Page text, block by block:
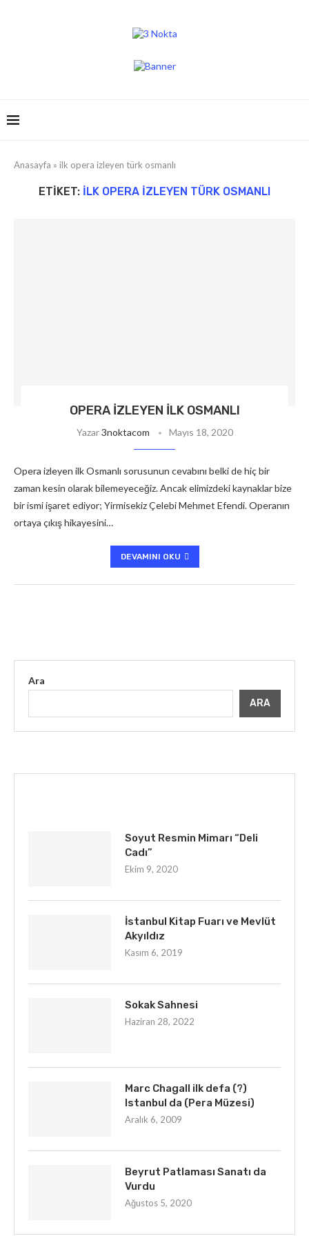
Anasayfa » ilk opera izleyen türk osmanlı
ETIKET: ILK OPERA IZLEYEN TÜRK OSMANLI
OPERA İZLEYEN İLK OSMANLI
Yazar3noktacom Mayıs 18, 2020
Opera izleyen ilk Osmanlı sorusunun cevabını belki de hiç bir
zaman kesin olarak bilemeyeceğiz. Ancak elimizdeki kaynaklar bize
bir ismi işaret ediyor; Yirmisekiz Çelebi Mehmet Efendi. Operanın
ortaya çıkış hikayesini…
DEVAMINI OKU
Ara
ARA
Soyut Resmin Mimarı “Deli
Cadı”
Ekim 9, 2020
İstanbul Kitap Fuarı ve Mevlüt
Akyıldız
Kasım 6, 2019
Sokak Sahnesi
Haziran 28, 2022
Marc Chagall ilk defa (?)
Istanbul da (Pera Müzesi)
Aralık 6, 2009
Beyrut Patlaması Sanatı da
Vurdu
Ağustos 5, 2020